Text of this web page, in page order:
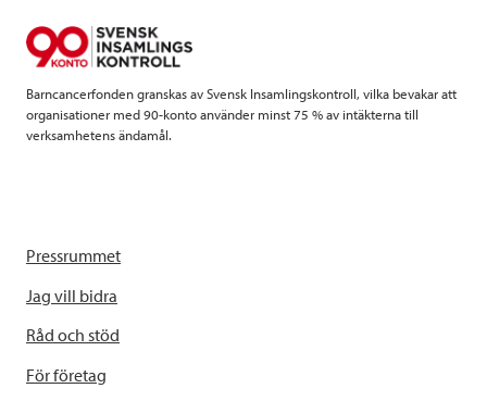
k
Barncancerfonden granskas av Svensk Insamlingskontroll, vilka bevakar att
organisationer med 90-konto använder minst 75 % av intäkterna till
verksamhetens ändamål.
Pressrummet
Jag vill bidra
Råd och stöd
För företag